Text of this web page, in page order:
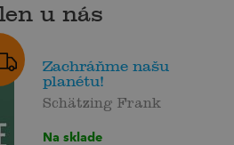
u nás
Zachráňme našu
planétu!
Schätzing Frank
Na sklade